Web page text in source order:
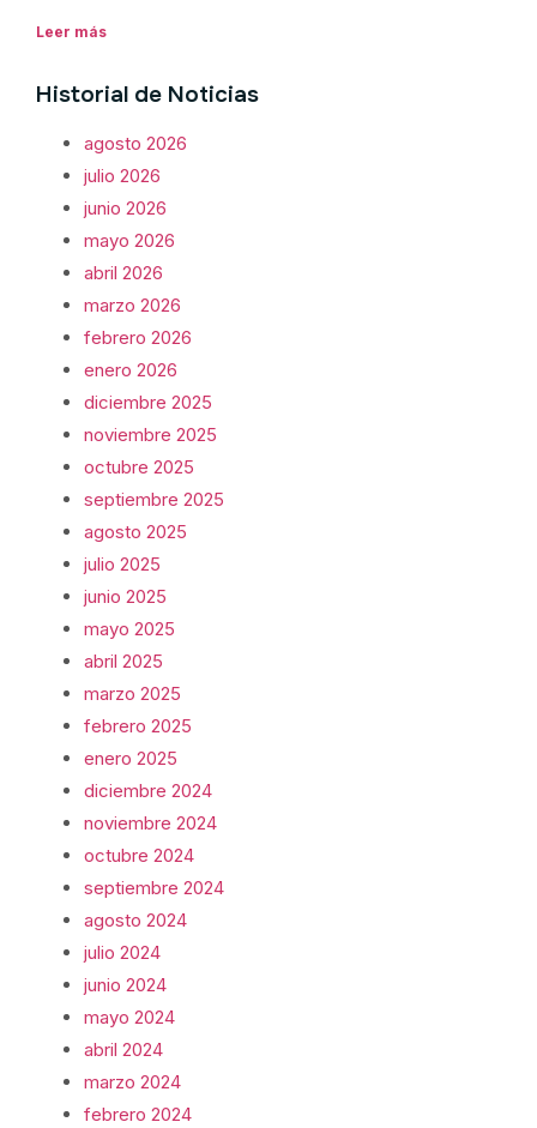
Leer más
Historial de Noticias
agosto 2026
julio 2026
junio 2026
mayo 2026
abril 2026
marzo 2026
febrero 2026
enero 2026
diciembre 2025
noviembre 2025
octubre 2025
septiembre 2025
agosto 2025
julio 2025
junio 2025
mayo 2025
abril 2025
marzo 2025
febrero 2025
enero 2025
diciembre 2024
noviembre 2024
octubre 2024
septiembre 2024
agosto 2024
julio 2024
junio 2024
mayo 2024
abril 2024
marzo 2024
febrero 2024